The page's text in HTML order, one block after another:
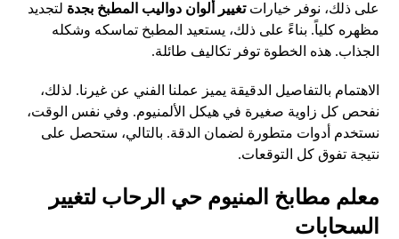
على ذلك، نوفر خياراتتغيير ألوان دواليب المطبخ بجدة لتجديد
مظهره كلياً. بناءً على ذلك، يستعيد المطبخ تماسكه وشكله
الجذاب. هذه الخطوة توفر تكاليف طائلة.
الاهتمام بالتفاصيل الدقيقة يميز عملنا الفني عن غيرنا. لذلك،
نفحص كل زاوية صغيرة في هيكل الألمنيوم. وفي نفس الوقت،
نستخدم أدوات متطورة لضمان الدقة. بالتالي، ستحصل على
نتيجة تفوق كل التوقعات.
معلم مطابخ المنيوم حي الرحاب لتغيير
السحابات